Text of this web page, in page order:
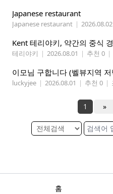
Japanese restaurant
Japanese restaurant | 2026.08.02
Kent 테리야키, 약간의 중식
테리야키 | 2026.08.01 | 추천 0 |
이모님 구합니다 (벨뷰지역
luckyjee | 2026.08.01 | 추천 0 |
1 »
홈